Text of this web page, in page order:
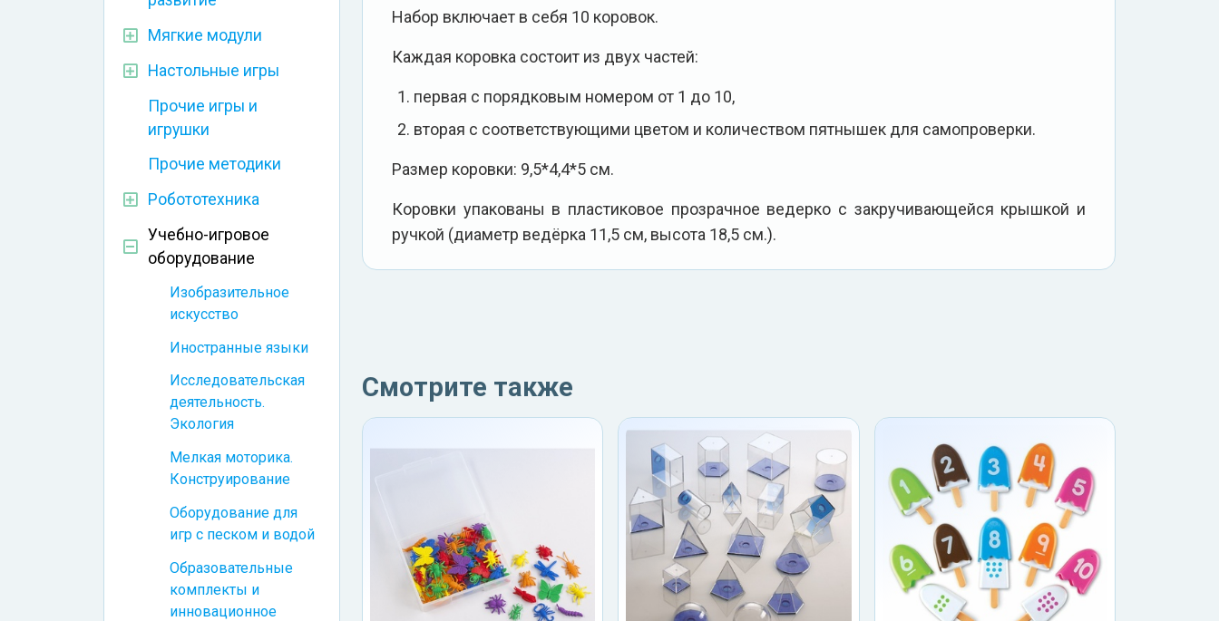
Мягкие модули
Настольные игры
Прочие игры и
игрушки
Прочие методики
Робототехника
Учебно-игровое
оборудование
Изобразительное
искусство
Иностранные языки
Исследовательская
деятельность.
Экология
Мелкая моторика.
Конструирование
Оборудование для
игр с песком и водой
Образовательные
комплекты и
инновационное
Набор включает в себя 10 коровок.
Каждая коровка состоит из двух частей:
первая с порядковым номером от 1 до 10,
вторая с соответствующими цветом и количеством пятнышек для самопроверки.
Размер коровки: 9,5*4,4*5 см.
Коровки упакованы в пластиковое прозрачное ведерко с закручивающейся крышкой и
ручкой (диаметр ведёрка 11,5 см, высота 18,5 см.).
Смотрите также